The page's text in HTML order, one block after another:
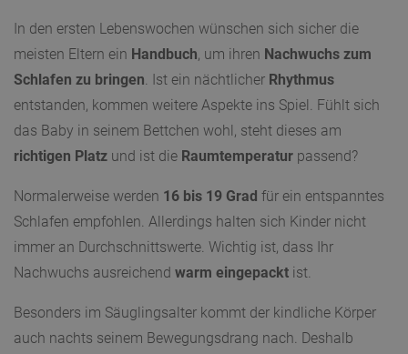
In den ersten Lebenswochen wünschen sich sicher die
meisten Eltern ein Handbuch, um ihren Nachwuchs zum
Schlafen zu bringen. Ist ein nächtlicher Rhythmus
entstanden, kommen weitere Aspekte ins Spiel. Fühlt sich
das Baby in seinem Bettchen wohl, steht dieses am
richtigen Platz und ist die Raumtemperatur passend?
Normalerweise werden 16 bis 19 Grad für ein entspanntes
Schlafen empfohlen. Allerdings halten sich Kinder nicht
immer an Durchschnittswerte. Wichtig ist, dass Ihr
Nachwuchs ausreichend warm eingepackt ist.
Besonders im Säuglingsalter kommt der kindliche Körper
auch nachts seinem Bewegungsdrang nach. Deshalb